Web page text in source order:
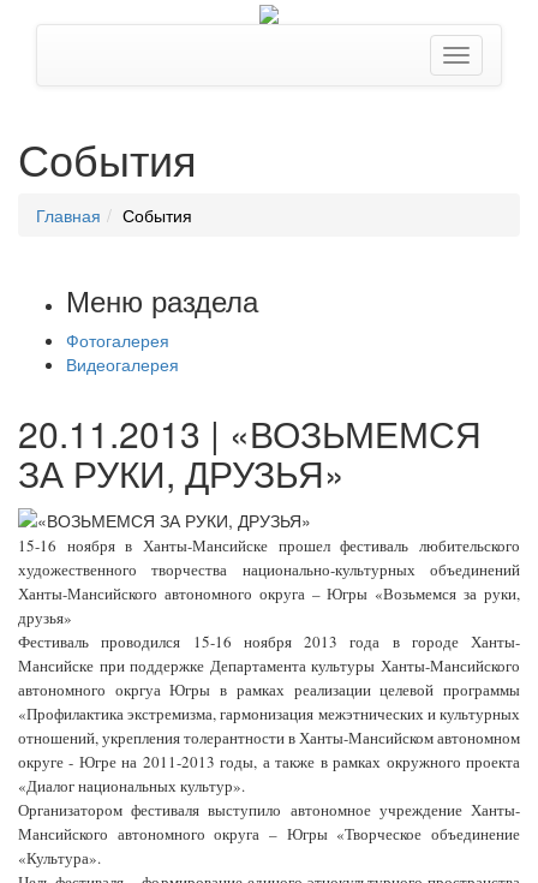
События
Главная События
Меню раздела
Фотогалерея
Видеогалерея
20.11.2013 | «ВОЗЬМЕМСЯ
ЗА РУКИ, ДРУЗЬЯ»
15-16 ноября в Ханты-Мансийске прошел фестиваль любительского
художественного творчества национально-культурных объединений
Ханты-Мансийского автономного округа – Югры «Возьмемся за руки,
друзья»
Фестиваль проводился 15-16 ноября 2013 года в городе Ханты-
Мансийске при поддержке Департамента культуры Ханты-Мансийского
автономного окргуа Югры в рамках реализации целевой программы
«Профилактика экстремизма, гармонизация межэтнических и культурных
отношений, укрепления толерантности в Ханты-Мансийском автономном
округе - Югре на 2011-2013 годы, а также в рамках окружного проекта
«Диалог национальных культур».
Организатором фестиваля выступило автономное учреждение Ханты-
Мансийского автономного округа – Югры «Творческое объединение
«Культура».